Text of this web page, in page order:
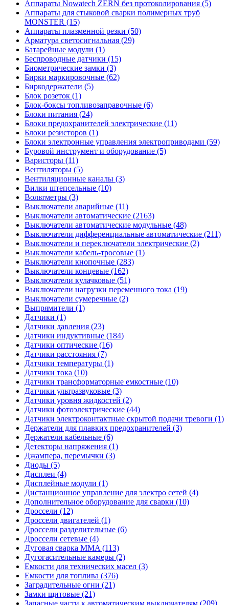
Аппараты Nowatech ZERN без протоколирования (5)
Аппараты для стыковой сварки полимерных труб
MONSTER (15)
Аппараты плазменной резки (50)
Арматура светосигнальная (29)
Батарейные модули (1)
Беспроводные датчики (15)
Биометрические замки (3)
Бирки маркировочные (62)
Биркодержатели (5)
Блок розеток (1)
Блок-боксы топливозаправочные (6)
Блоки питания (24)
Блоки предохранителей электрические (11)
Блоки резисторов (1)
Блоки электронные управления электроприводами (59)
Буровой инструмент и оборудование (5)
Варисторы (11)
Вентиляторы (5)
Вентиляционные каналы (3)
Вилки штепсельные (10)
Вольтметры (3)
Выключатели аварийные (11)
Выключатели автоматические (2163)
Выключатели автоматические модульные (48)
Выключатели дифференциальные автоматические (211)
Выключатели и переключатели электрические (2)
Выключатели кабель-тросовые (1)
Выключатели кнопочные (283)
Выключатели концевые (162)
Выключатели кулачковые (51)
Выключатели нагрузки переменного тока (19)
Выключатели сумеречные (2)
Выпрямители (1)
Датчики (1)
Датчики давления (23)
Датчики индуктивные (184)
Датчики оптические (16)
Датчики расстояния (7)
Датчики температуры (1)
Датчики тока (10)
Датчики трансформаторные емкостные (10)
Датчики ультразвуковые (3)
Датчики уровня жидкостей (2)
Датчики фотоэлектрические (44)
Датчики электроконтактные скрытой подачи тревоги (1)
Держатели для плавких предохранителей (3)
Держатели кабельные (6)
Детекторы напряжения (1)
Джампера, перемычки (3)
Диоды (5)
Дисплеи (4)
Дисплейные модули (1)
Дистанционное управление для электро сетей (4)
Дополнительное оборудование для сварки (10)
Дроссели (12)
Дроссели двигателей (1)
Дроссели разделительные (6)
Дроссели сетевые (4)
Дуговая сварка MMA (113)
Дугогасительные камеры (2)
Емкости для технических масел (3)
Емкости для топлива (376)
Заградительные огни (21)
Замки щитовые (21)
Запасные части к автоматическим выключателям (209)